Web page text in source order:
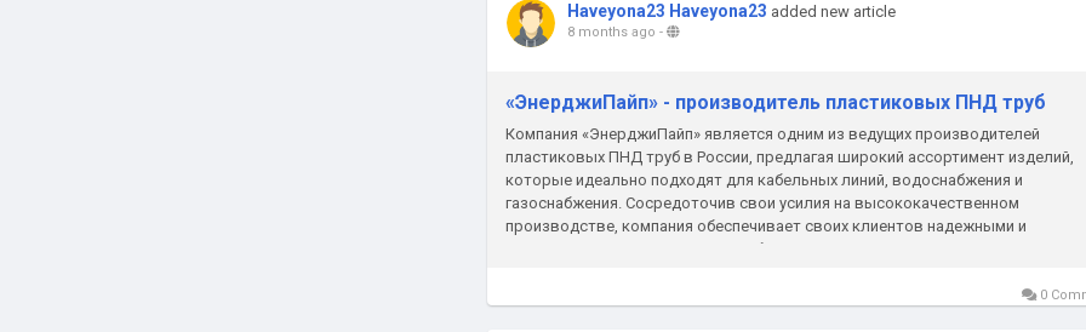
Haveyona23 Haveyona23 added new article
8 months ago -
«ЭнерджиПайп» - производитель пластиковых ПНД труб
Компания «ЭнерджиПайп» является одним из ведущих производителей
пластиковых ПНД труб в России, предлагая широкий ассортимент изделий,
которые идеально подходят для кабельных линий, водоснабжения и
газоснабжения. Сосредоточив свои усилия на высококачественном
производстве, компания обеспечивает своих клиентов надежными и
долговечными полимерными трубами, соответствующими современным...
0